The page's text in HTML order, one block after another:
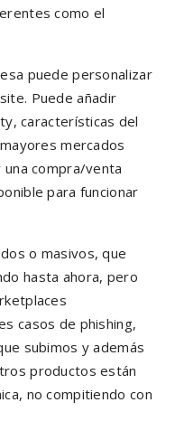
como el
puede personalizar
Puede añadir
características del
mercados
compra/venta
para funcionar
o masivos, que
hasta ahora, pero
casos de phishing,
subimos y además
productos están
no compitiendo con